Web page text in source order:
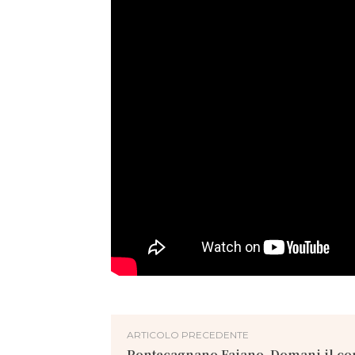
ARTICOLO PRECEDENTE